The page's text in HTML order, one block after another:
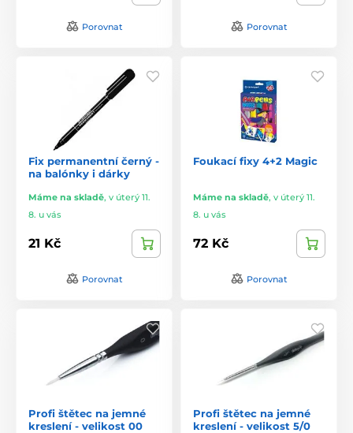
Porovnat Porovnat
Fix permanentní černý -
na balónky i dárky
Máme na skladě, v úterý 11.
8. u vás
21 Kč
Porovnat
Foukací fixy 4+2 Magic
Máme na skladě, v úterý 11.
8. u vás
72 Kč
Porovnat
Profi štětec na jemné
kreslení - velikost 00
Profi štětec na jemné
kreslení - velikost 5/0